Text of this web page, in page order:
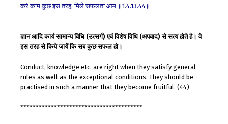
करेकामकुछइसतरह,मिलेसफलताआम ॥1.4.13.44 ॥
ज्ञान आदि कार्य सामान्य विधि (उत्सर्ग) एवं विशेष विधि (अपवाद) से सत्य होते है। वे
इस तरह से किये जायें कि सब कुछ सफल हो।
Conduct, knowledge etc. are right when they satisfy general
rules as well as the exceptional conditions. They should be
practised in such a manner that they become fruitful. (44)
****************************************